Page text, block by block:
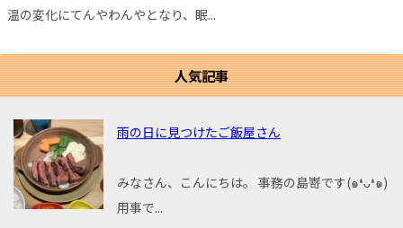
温の変化にてんやわんやとなり、眠...
人気記事
雨の日に見つけたご飯屋さん
みなさん、こんにちは。 事務の島嵜です(๑❛ᴗ❛๑)
用事で...